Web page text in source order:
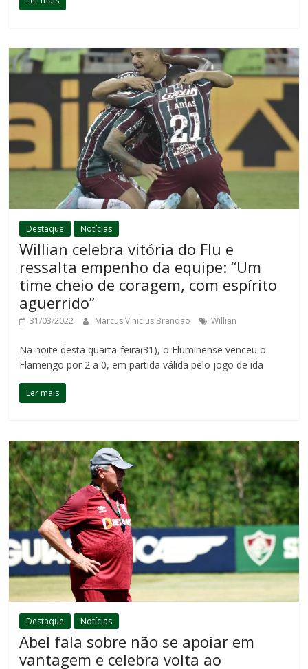
Destaque Notícias
Willian celebra vitória do Flu e
ressalta empenho da equipe: “Um
time cheio de coragem, com espírito
aguerrido”
31/03/2022 Marcus Vinicius Brandão Willian
Na noite desta quarta-feira(31), o Fluminense venceu o
Flamengo por 2 a 0, em partida válida pelo jogo de ida
Ler mais
Destaque Notícias
Abel fala sobre não se apoiar em
vantagem e celebra volta ao